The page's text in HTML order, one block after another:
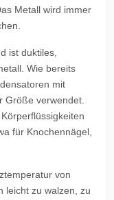
Metall wird immer
ist duktiles,
Wie bereits
mit
Größe verwendet.
für Knochennägel,
von
leicht zu walzen, zu